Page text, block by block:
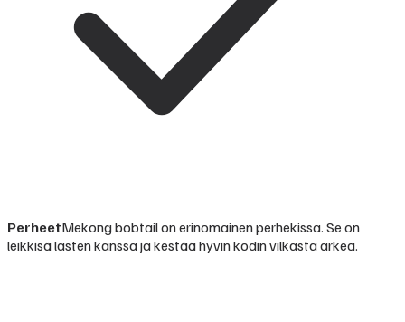
PerheetMekong bobtail on erinomainen perhekissa. Se on
leikkisä lasten kanssa ja kestää hyvin kodin vilkasta arkea.